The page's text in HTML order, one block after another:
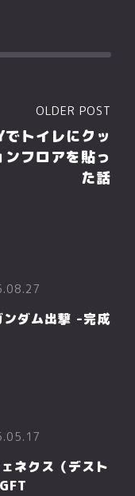
OLDER POST
でトイレにクッ
ンフロアを貼っ
た話
ンダム出撃 -完成
ネクス（デスト